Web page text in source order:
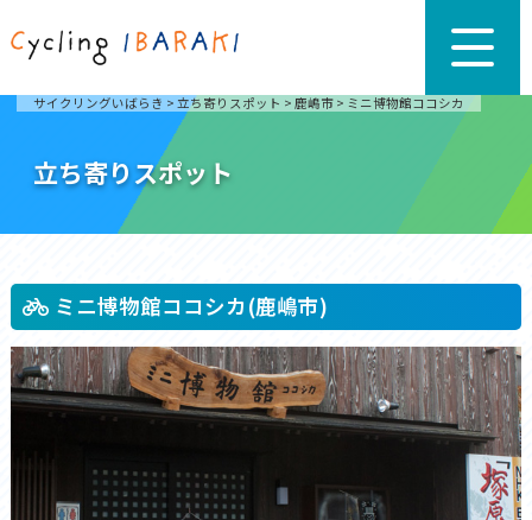
サイクリングいばらき > 立ち寄りスポット > 鹿嶋市 > ミニ博物館ココシカ
立ち寄りスポット
ミニ博物館ココシカ(鹿嶋市)